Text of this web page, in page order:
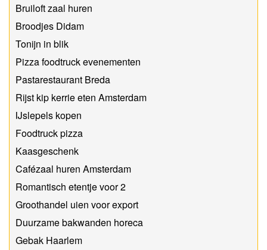
Bruiloft zaal huren
Broodjes Didam
Tonijn in blik
Pizza foodtruck evenementen
Pastarestaurant Breda
Rijst kip kerrie eten Amsterdam
IJslepels kopen
Foodtruck pizza
Kaasgeschenk
Cafézaal huren Amsterdam
Romantisch etentje voor 2
Groothandel uien voor export
Duurzame bakwanden horeca
Gebak Haarlem